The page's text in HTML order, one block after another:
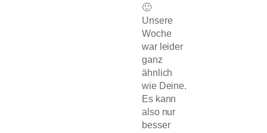
🙂
Unsere
Woche
war leider
ganz
ähnlich
wie Deine.
Es kann
also nur
besser